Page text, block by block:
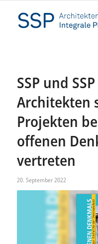
SSP und
Architekten
Projekten
offenen
vertreten
20. September 2022